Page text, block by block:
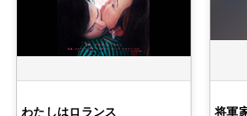
わたしはロランス 将軍